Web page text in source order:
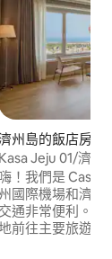
獲得 4.97 的平
州島的飯店房間
Kasa Jeju 01/濟
行/濟州市熱門景
嗨！我們是 Casa Jeju。 Casa
州國際機場和濟州
交通非常便利。
前往主要旅遊景